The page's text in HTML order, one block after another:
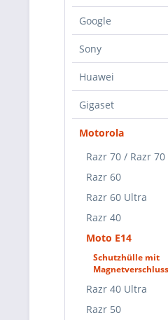
Google
Sony
Huawei
Gigaset
Motorola
Razr 70 / Razr
Razr 60
Razr 60 Ultra
Razr 40
Moto E14
Schutzhülle mit
Magnetverschluss
Razr 40 Ultra
Razr 50